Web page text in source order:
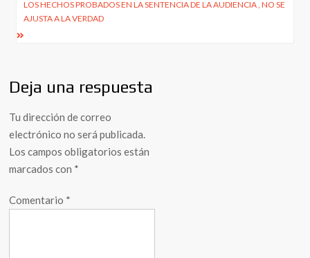
LOS HECHOS PROBADOS EN LA SENTENCIA DE LA AUDIENCIA , NO SE
AJUSTA A LA VERDAD
Deja una respuesta
Tu dirección de correo
electrónico no será publicada.
Los campos obligatorios están
marcados con *
Comentario *